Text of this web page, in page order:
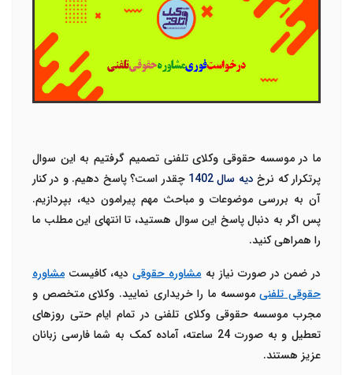
ما درموسسه حقوقی وکلای تلفنی تصمیم گرفتیم به این سوال
پرتکرار که نرخ دیه سال 1402
چقدر است؟ پاسخ دهیم. و در کنار
آن به بررسی موضوعات و مباحث مهم پیرامون دیه، بپردازیم.
پس اگر به دنبال پاسخ این سوال هستید، تا انتهای این مطلب ما
را همراهی کنید.
در ضمن در صورت نیاز بهمشاوره حقوقیدیه، کافیست مشاوره
حقوقی تلفنیموسسه ما را خریداری نمایید. وکلای متخصص و
مجرب موسسه حقوقی وکلای تلفنی در تمام ایام حتی روزهای
تعطیل و به صورت 24 ساعته، آماده کمک به شما فارسی زبانان
عزیز هستند.